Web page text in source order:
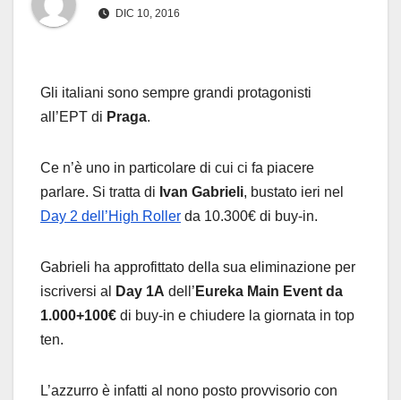
DIC 10, 2016
Gli italiani sono sempre grandi protagonisti
all’EPT di Praga.
Ce n’è uno in particolare di cui ci fa piacere
parlare. Si tratta di Ivan Gabrieli, bustato ieri nel
Day 2 dell’High Roller da 10.300€ di buy-in.
Gabrieli ha approfittato della sua eliminazione per
iscriversi al
Day 1A dell’ Eureka Main Event da
1.000+100€ di buy-in e chiudere la giornata in top
ten.
L’azzurro è infatti al nono posto provvisorio con